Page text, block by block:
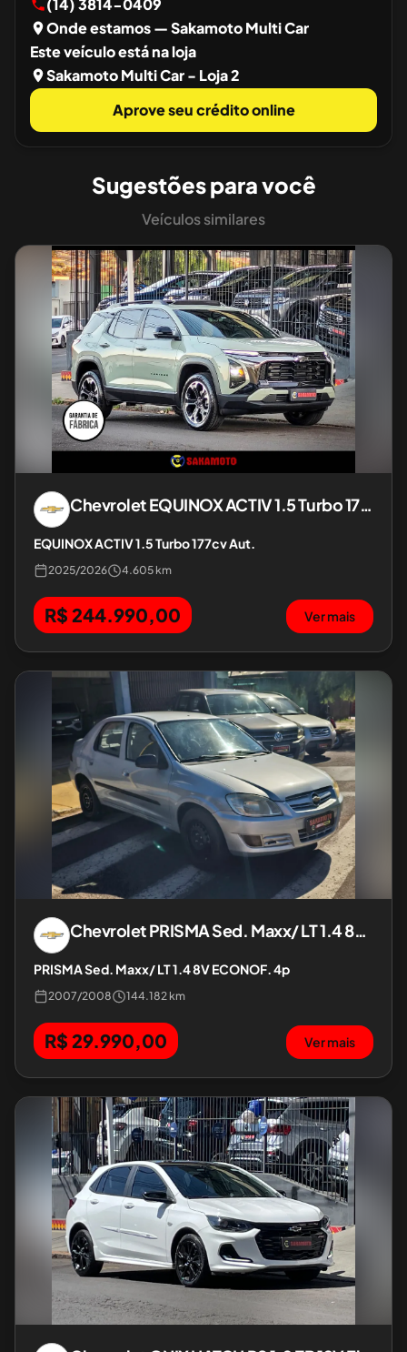
(14) 3814-0409
Onde estamos— Sakamoto Multi Car
Este veículo está na loja
Sakamoto Multi Car - Loja 2
Aprove seu crédito online
Sugestões para você
Veículos similares
ChevroletEQUINOX ACTIV 1.5 Turbo 177cv Aut.
EQUINOX ACTIV 1.5 Turbo 177cv Aut.
2025/2026 4.605 km
R$ 244.990,00 Ver mais
ChevroletPRISMA Sed. Maxx/ LT 1.4 8V ECONOF. 4p
PRISMA Sed. Maxx/ LT 1.4 8V ECONOF. 4p
2007/2008 144.182 km
R$ 29.990,00 Ver mais